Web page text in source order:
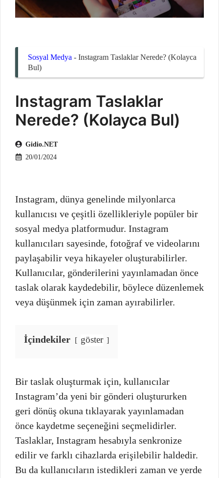
Sosyal Medya - Instagram Taslaklar Nerede? (Kolayca
Bul)
Instagram Taslaklar
Nerede? (Kolayca Bul)
Gidio.NET
20/01/2024
Instagram, dünya genelinde milyonlarca
kullanıcısı ve çeşitli özellikleriyle popüler bir
sosyal medya platformudur. Instagram
kullanıcıları sayesinde, fotoğraf ve videolarını
paylaşabilir veya hikayeler oluşturabilirler.
Kullanıcılar, gönderilerini yayınlamadan önce
taslak olarak kaydedebilir, böylece düzenlemek
veya düşünmek için zaman ayırabilirler.
İçindekiler göster
Bir taslak oluşturmak için, kullanıcılar
Instagram’da yeni bir gönderi oluştururken
geri dönüş okuna tıklayarak yayınlamadan
önce kaydetme seçeneğini seçmelidirler.
Taslaklar, Instagram hesabıyla senkronize
edilir ve farklı cihazlarda erişilebilir haldedir.
Bu da kullanıcıların istedikleri zaman ve yerde